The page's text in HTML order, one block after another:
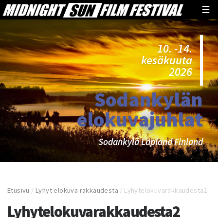
☰
10. -14.
kesäkuuta
2026
Sodankylän
elokuvajuhlat
Sodankylä Lapland Finland
Etusivu /Lyhyt elokuva rakkaudesta / Lyhytelokuvarakkaudesta2
Lyhytelokuvarakkaudesta2